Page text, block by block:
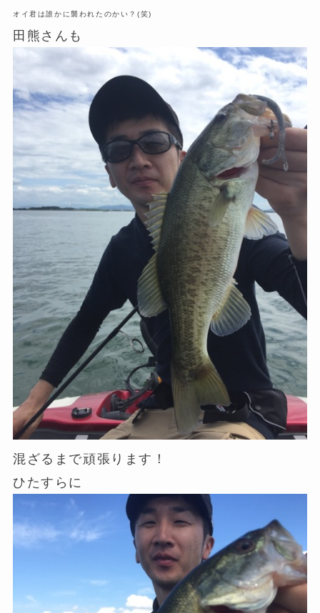
オイ君は誰かに襲われたのかい？(笑)
田熊さんも
混ざるまで頑張ります！
ひたすらに